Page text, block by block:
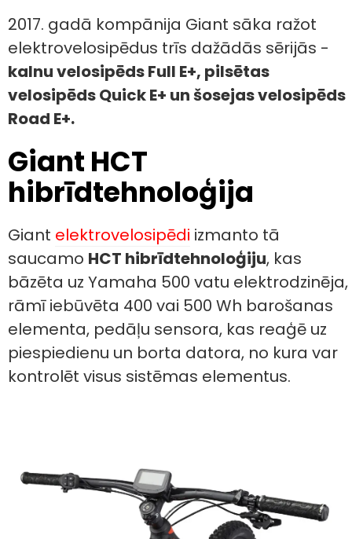
2017. gadā kompānija Giant sāka ražot
elektrovelosipēdus trīs dažādās sērijās -
kalnu velosipēds Full E+, pilsētas
velosipēds Quick E+ un šosejas velosipēds
Road E+.
Giant HCT
hibrīdtehnoloģija
Giant elektrovelosipēdi izmanto tā
saucamo HCT hibrīdtehnoloģiju, kas
bāzēta uz Yamaha 500 vatu elektrodzinēja,
rāmī iebūvēta 400 vai 500 Wh barošanas
elementa, pedāļu sensora, kas reaģē uz
piespiedienu un borta datora, no kura var
kontrolēt visus sistēmas elementus.